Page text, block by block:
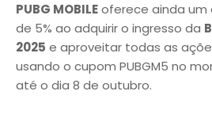
PUBG MOBILEoferece ainda um
de 5% ao adquirir o ingresso da
2025 e aproveitar todas as
usando o cupom PUBGM5 no
até o dia 8 de outubro.